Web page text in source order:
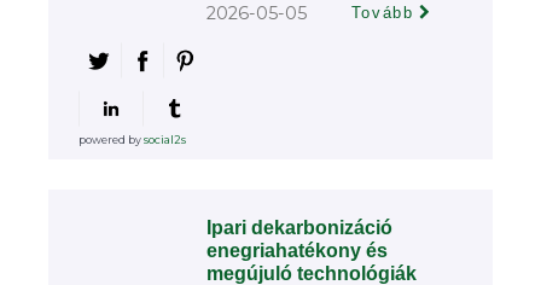
2026-05-05 Tovább
powered bysocial2s
Ipari dekarbonizáció
enegriahatékony és
megújuló technológiák